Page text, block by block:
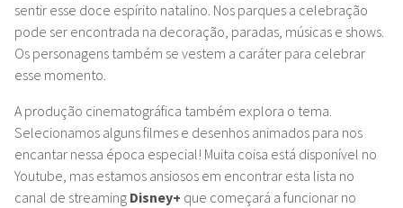
sentir esse doce espírito natalino. Nos parques a celebração
pode ser encontrada na decoração, paradas, músicas e shows.
Os personagens também se vestem a caráter para celebrar
esse momento.
A produção cinematográfica também explora o tema.
Selecionamos alguns filmes e desenhos animados para nos
encantar nessa época especial! Muita coisa está disponível no
Youtube, mas estamos ansiosos em encontrar esta lista no
canal de streaming Disney+ que começará a funcionar no